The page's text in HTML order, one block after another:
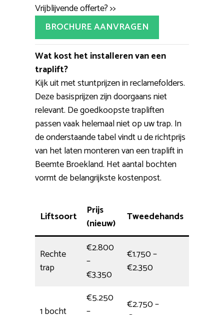
Vrijblijvende offerte? >>
BROCHURE AANVRAGEN
Wat kost het installeren van een
traplift?
Kijk uit met stuntprijzen in reclamefolders.
Deze basisprijzen zijn doorgaans niet
relevant. De goedkoopste trapliften
passen vaak helemaal niet op uw trap. In
de onderstaande tabel vindt u de richtprijs
van het laten monteren van een traplift in
Beemte Broekland. Het aantal bochten
vormt de belangrijkste kostenpost.
Liftsoort
Prijs
(nieuw)
Tweedehands
Rechte
trap
€2.800
–
€3.350
€1.750 –
€2.350
1 bocht
€5.250
–
€2.750 –